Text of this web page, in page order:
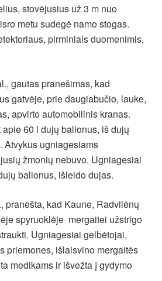
stovėjusius už 3 m nuo
metu sudegė namo stogas.
pirminiais duomenimis,
gautas pranešimas, kad
gatvėje, prie daugiabučio, lauke,
apvirto automobilinis kranas.
60 l dujų balionus, iš dujų
Atvykus ugniagesiams
žmonių nebuvo. Ugniagesiai
balionus, išleido dujas.
pranešta, kad Kaune, Radvilėnų
spyruoklėje mergaitei užstrigo
Ugniagesiai gelbėtojai,
priemones, išlaisvino mergaitės
medikams ir išvežta į gydymo